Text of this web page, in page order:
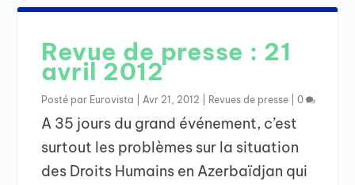
Revue de presse : 21
avril 2012
Posté par Eurovista |Avr 21, 2012 Revues de presse |0
A 35 jours du grand événement, c’est
surtout les problèmes sur la situation
des Droits Humains en Azerbaïdjan qui